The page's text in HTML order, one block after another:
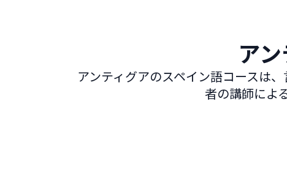
ア
アンティグアのスペイン語コースは
者の講師によ